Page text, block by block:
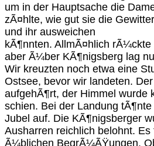
um in der Hauptsache die
zÃ¤hlte, wie gut sie die
und ihr ausweichen
kÃ¶nnten. AllmÃ¤hlich
aber Ã¼ber KÃ¶nigsberg lag
Wir kreuzten noch etwa eine
Ostsee, bevor wir landeten.
aufgehÃ¶rt, der Himmel wurde
schien. Bei der Landung
Jubel auf. Die KÃ¶nigsberger
Ausharren reichlich belohnt. Es
Ã¼blichen BegrÃ¼ÃŸungen,